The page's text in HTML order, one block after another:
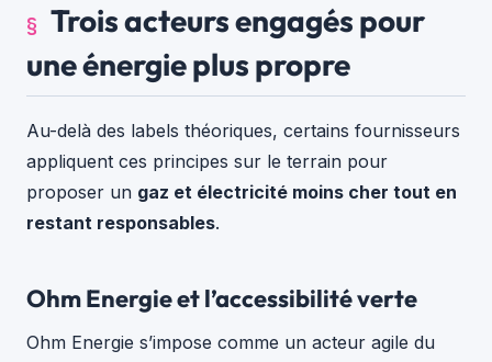
Trois acteurs engagés pour
une énergie plus propre
Au-delà des labels théoriques, certains fournisseurs
appliquent ces principes sur le terrain pour
proposer un gaz et électricité moins cher tout en
restant responsables.
Ohm Energie et l’accessibilité verte
Ohm Energie s’impose comme un acteur agile du